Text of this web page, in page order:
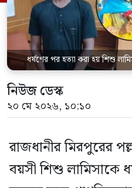
ধর্ষণের পর হত্যা করা হয় শিশু
নিউজ ডেস্ক
২০ মে ২০২৬, ১০:১০
রাজধানীর মিরপুরের
বয়সী শিশু লামিসাকে